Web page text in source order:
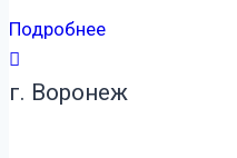
Подробнее
г. Воронеж